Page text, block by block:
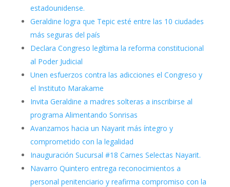
estadounidense.
Geraldine logra que Tepic esté entre las 10 ciudades
más seguras del país
Declara Congreso legítima la reforma constitucional
al Poder Judicial
Unen esfuerzos contra las adicciones el Congreso y
el Instituto Marakame
Invita Geraldine a madres solteras a inscribirse al
programa Alimentando Sonrisas
Avanzamos hacia un Nayarit más íntegro y
comprometido con la legalidad
Inauguración Sucursal #18 Carnes Selectas Nayarit.
Navarro Quintero entrega reconocimientos a
personal penitenciario y reafirma compromiso con la